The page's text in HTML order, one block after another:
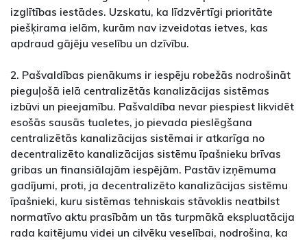
izglītības iestādes. Uzskatu, ka līdzvērtīgi prioritāte
piešķirama ielām, kurām nav izveidotas ietves, kas
apdraud gājēju veselību un dzīvību.
2. Pašvaldības pienākums ir iespēju robežās nodrošināt
pieguļošā ielā centralizētās kanalizācijas sistēmas
izbūvi un pieejamību. Pašvaldība nevar piespiest likvidēt
esošās sausās tualetes, jo pievada pieslēgšana
centralizētās kanalizācijas sistēmai ir atkarīga no
decentralizēto kanalizācijas sistēmu īpašnieku brīvas
gribas un finansiālajām iespējām. Pastāv izņēmuma
gadījumi, proti, ja decentralizēto kanalizācijas sistēmu
īpašnieki, kuru sistēmas tehniskais stāvoklis neatbilst
normatīvo aktu prasībām un tās turpmākā ekspluatācija
rada kaitējumu videi un cilvēku veselībai, nodrošina, ka